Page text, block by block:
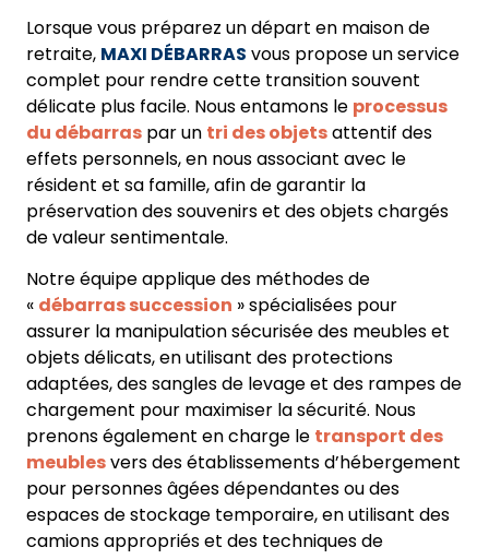
Lorsque vous préparez un départ en maison de
retraite, MAXI DÉBARRAS vous propose un service
complet pour rendre cette transition souvent
délicate plus facile. Nous entamons le processus
du débarras par un tri des objetsattentif des
effets personnels, en nous associant avec le
résident et sa famille, afin de garantir la
préservation des souvenirs et des objets chargés
de valeur sentimentale.
Notre équipe applique des méthodes de
« débarras succession » spécialisées pour
assurer la manipulation sécurisée des meubles et
objets délicats, en utilisant des protections
adaptées, des sangles de levage et des rampes de
chargement pour maximiser la sécurité. Nous
prenons également en charge le transport des
meublesvers des établissements d’hébergement
pour personnes âgées dépendantes ou des
espaces de stockage temporaire, en utilisant des
camions appropriés et des techniques de